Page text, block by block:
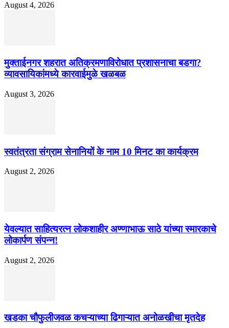
August 4, 2026
मुक्ताईनगर शहरात अतिक्रमणाविरोधात प्रशासनाचा बडगा?
व्यावसायिकांमध्ये कारवाईमुळे खळबळ
August 3, 2026
स्वतंत्रता संग्राम सेनानियों के नाम 10 मिनट का कार्यक्रम
August 2, 2026
येवल्यात साहित्यरत्न लोकशाहीर अण्णाभाऊ साठे यांच्या स्मारकाचे
लोकार्पण संपन्न!
August 2, 2026
खडका चौफुलीजवळ कचऱ्याच्या ढिगाऱ्यात अनोळखीचा मृतदेह